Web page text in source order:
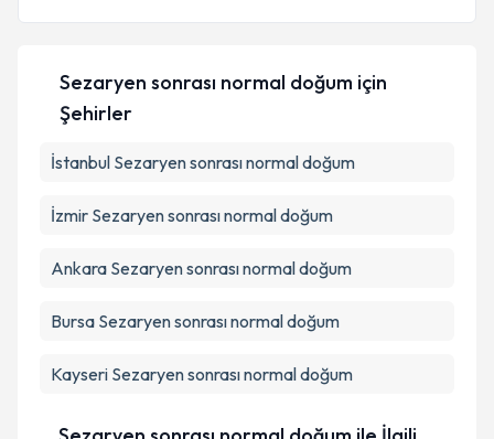
Sezaryen sonrası normal doğum için
Şehirler
İstanbul Sezaryen sonrası normal doğum
İzmir Sezaryen sonrası normal doğum
Ankara Sezaryen sonrası normal doğum
Bursa Sezaryen sonrası normal doğum
Kayseri Sezaryen sonrası normal doğum